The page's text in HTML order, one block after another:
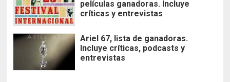
películas ganadoras. Incluye
críticas y entrevistas
Ariel 67, lista de ganadoras.
Incluye críticas, podcasts y
entrevistas